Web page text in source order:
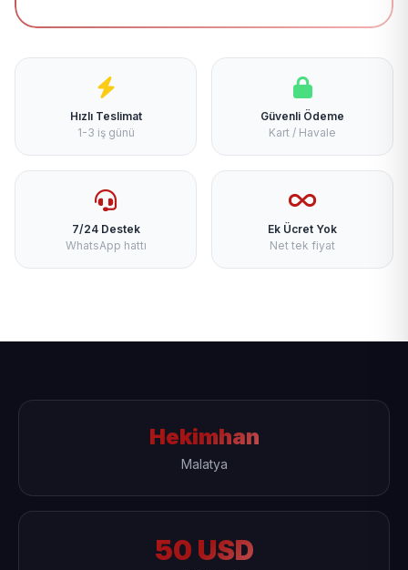
Hızlı Teslimat
1-3 iş günü
Güvenli Ödeme
Kart / Havale
7/24 Destek
WhatsApp hattı
Ek Ücret Yok
Net tek fiyat
Hekimhan
Malatya
50 USD